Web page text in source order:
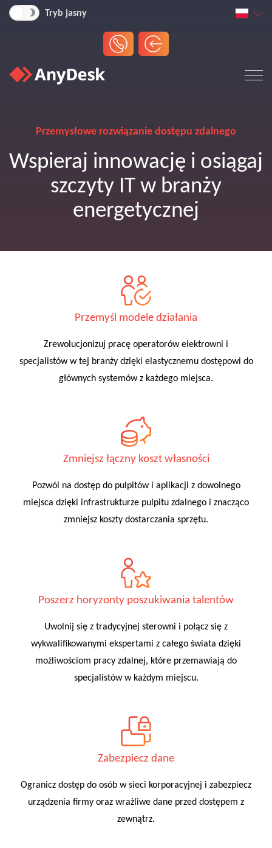
Tryb jasny
Przemysłowe rozwiązanie dostępu zdalnego
Wspieraj innowację i osiągaj
szczyty IT w branży
energetycznej
Przemyśl modele działania
Zrewolucjonizuj pracę operatorów elektrowni i
specjalistów w tej branży dzięki elastycznemu dostępowi do
głównych systemów z każdego miejsca.
Zmniejsz łączny koszt własności
Pozwól na dostęp do pulpitów i aplikacji z dowolnego
miejsca dzięki infrastrukturze pulpitu zdalnego i znacząco
zmniejsz koszty dostarczania sprzętu.
Poszerz horyzonty poszukiwania talentów
Uwolnij się z tradycyjnej sterowni i połącz się z
wykwalifikowanymi ekspertami z całego świata dzięki
możliwościom pracy zdalnej, które przemawiają do
specjalistów w każdym miejscu.
Zabezpiecz dane
Ogranicz dostęp do osób w sieci korporacyjnej i zabezpiecz
urządzenia firmy oraz wrażliwe dane przed dostępem z
zewnątrz.